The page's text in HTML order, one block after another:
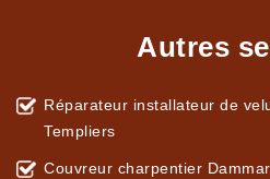
Autres
Réparateur installateur de
Templiers
Couvreur charpentier